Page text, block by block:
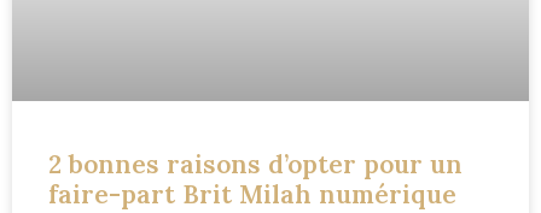
2 bonnes raisons d’opter pour un
faire-part Brit Milah numérique